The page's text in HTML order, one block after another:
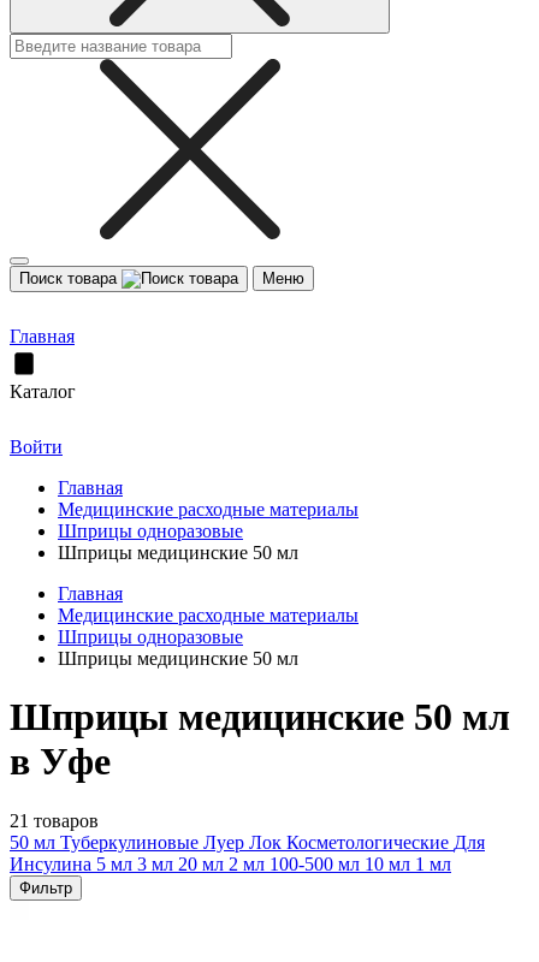
Поиск товара Меню
Главная
Каталог
Войти
Главная
Медицинские расходные материалы
Шприцы одноразовые
Шприцы медицинские 50 мл
Главная
Медицинские расходные материалы
Шприцы одноразовые
Шприцы медицинские 50 мл
Шприцы медицинские 50 мл
в Уфе
21 товаров
50 мл Туберкулиновые Луер Лок Косметологические Для
Инсулина 5 мл 3 мл 20 мл 2 мл 100-500 мл 10 мл 1 мл
Фильтр